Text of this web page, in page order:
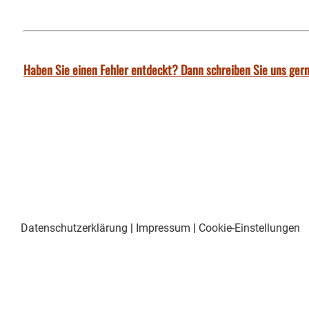
Haben Sie einen Fehler entdeckt? Dann schreiben Sie uns
Datenschutzerklärung | Impressum | Cookie-Einstellungen